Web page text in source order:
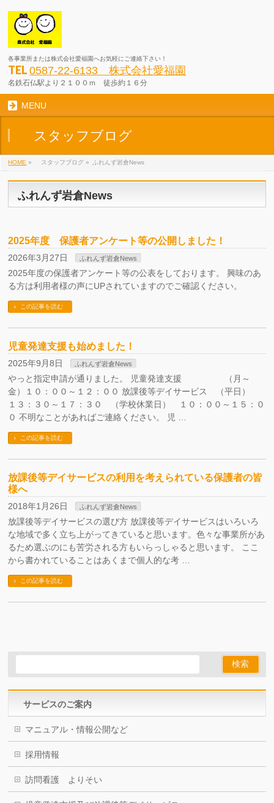
各事業所または株式会社愛福園へお気軽にご連絡下さい！
TEL0587-22-6133 株式会社愛福園
名鉄石仏駅より２１００ｍ 徒歩約１６分
MENU
スタッフブログ
HOME » スタッフブログ » ふれんず岩倉News
ふれんず岩倉News
2025年度 保護者アンケート等の公開しました！
2026年3月27日 ふれんず岩倉News
2025年度の保護者アンケート等の公表をしております。 興味のあ
る方は利用者様の声にUPされていますのでご確認ください。
この記事を読む
児童発達支援も始めました！
2025年9月8日 ふれんず岩倉News
やっと指定申請が通りました。 児童発達支援 （月～
金）１０：００～１２：００ 放課後等デイサービス （平日）
１３：３０～１７：３０ （学校休業日） １０：００～１５：０
０ 不明なことがあればご連絡ください。 児 …
この記事を読む
放課後等デイサービスの利用を考えられている保護者の皆
様へ
2018年1月26日 ふれんず岩倉News
放課後等デイサービスの選び方 放課後等デイサービスはいろいろ
な地域で多く立ち上がってきていると思います。色々な事業所があ
るため選ぶのにも苦労される方もいらっしゃると思います。 ここ
から書かれていることはあくまで個人的な考 …
この記事を読む
サービスのご案内
マニュアル・情報公開など
採用情報
訪問看護 よりそい